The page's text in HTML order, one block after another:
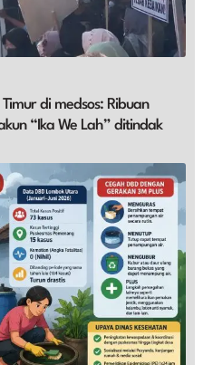
di medsos: Ribuan
“Ika We Lah” ditindak